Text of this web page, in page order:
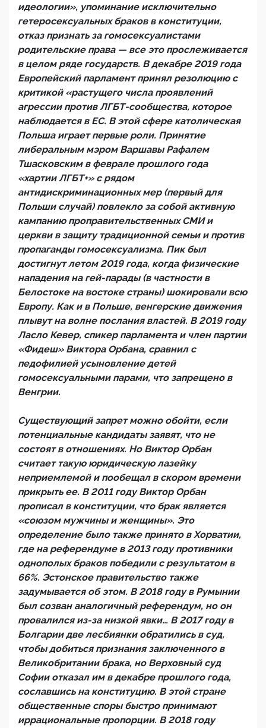
идеологии», упоминание исключительно
гетеросексуальных браков в конституции,
отказ признать за гомосексуалистами
родительские права — все это прослеживается
в целом ряде государств. В декабре 2019 года
Европейский парламент принял резолюцию с
критикой «растущего числа проявлений
агрессии против ЛГБТ-сообщества, которое
наблюдается в ЕС. В этой сфере католическая
Польша играет первые роли. Принятие
либеральным мэром Варшавы Рафалем
Тшасковским в феврале прошлого года
«хартии ЛГБТ+» с рядом
антидискриминационных мер (первый для
Польши случай) повлекло за собой активную
кампанию проправительственных СМИ и
церкви в защиту традиционной семьи и против
пропаганды гомосексуализма. Пик был
достигнут летом 2019 года, когда физические
нападения на гей-парады (в частности в
Белостоке на востоке страны) шокировали всю
Европу. Как и в Польше, венгерские движения
плывут на волне послания властей. В 2019 году
Ласло Кевер, спикер парламента и член партии
«Фидеш» Виктора Орбана, сравнил с
педофилией усыновление детей
гомосексуальными парами, что запрещено в
Венгрии.
Существующий запрет можно обойти, если
потенциальные кандидаты заявят, что не
состоят в отношениях. Но Виктор Орбан
считает такую юридическую лазейку
неприемлемой и пообещал в скором времени
прикрыть ее. В 2011 году Виктор Орбан
прописал в конституции, что брак является
«союзом мужчины и женщины». Это
определение было также принято в Хорватии,
где на референдуме в 2013 году противники
однополых браков победили с результатом в
66%. Эстонское правительство также
задумывается об этом. В 2018 году в Румынии
был созван аналогичный референдум, но он
провалился из-за низкой явки… В 2017 году в
Болгарии две лесбиянки обратились в суд,
чтобы добиться признания заключенного в
Великобритании брака, но Верховный суд
Софии отказал им в декабре прошлого года,
сославшись на конституцию. В этой стране
общественные споры быстро принимают
иррациональные пропорции. В 2018 году